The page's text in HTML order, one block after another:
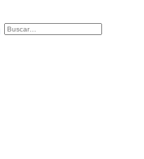
Búsqueda avanzada